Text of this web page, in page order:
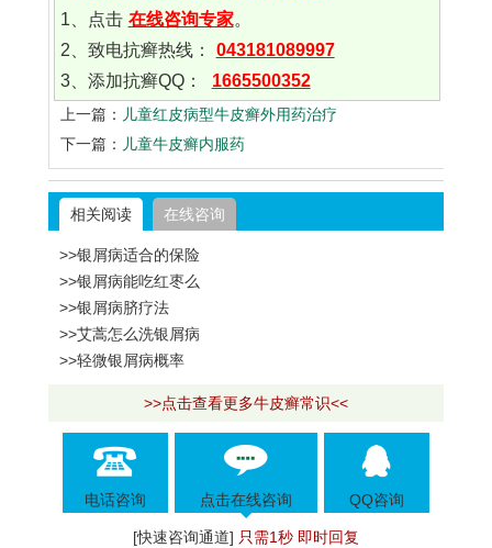
1、点击 在线咨询专家。
2、致电抗癣热线：
043181089997
3、添加抗癣QQ：
1665500352
上一篇： 儿童红皮病型牛皮癣外用药治疗
下一篇： 儿童牛皮癣内服药
相关阅读 在线咨询
>>银屑病适合的保险
>>银屑病能吃红枣么
>>银屑病脐疗法
>>艾蒿怎么洗银屑病
>>轻微银屑病概率
>>点击查看更多牛皮癣常识<<
电话咨询 点击在线咨询 QQ咨询
[快速咨询通道] 只需1秒 即时回复